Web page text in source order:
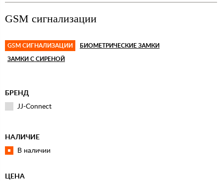
GSM сигнализации
GSM СИГНАЛИЗАЦИИ БИОМЕТРИЧЕСКИЕ ЗАМКИ
ЗАМКИ С СИРЕНОЙ
БРЕНД
JJ-Connect
НАЛИЧИЕ
В наличии
ЦЕНА